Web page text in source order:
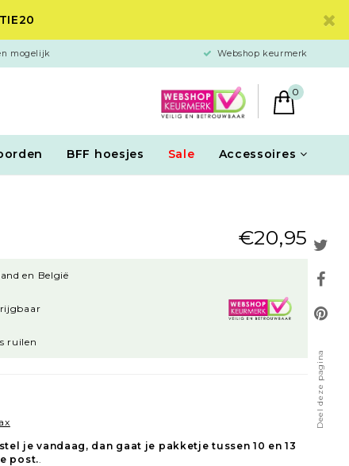
mogelijk Webshop keurmerk
0
BFF hoesjes Sale Accessoires
Deel deze pagina
€20,95
en België
ruilen
je vandaag, dan gaat je pakketje tussen 10 en 13
post.